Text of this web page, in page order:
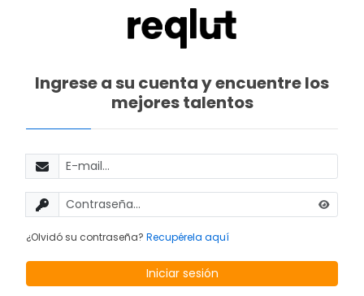
Ingrese a su cuenta y encuentre los
mejores talentos
E-mail
Contraseña
¿Olvidó su contraseña? Recupérela aquí
Iniciar sesión